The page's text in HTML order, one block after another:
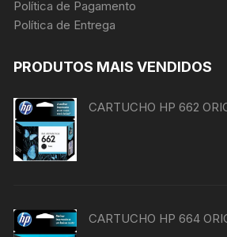
Política de Pagamento
Política de Entrega
PRODUTOS MAIS VENDIDOS
CARTUCHO HP 662
CARTUCHO HP 664